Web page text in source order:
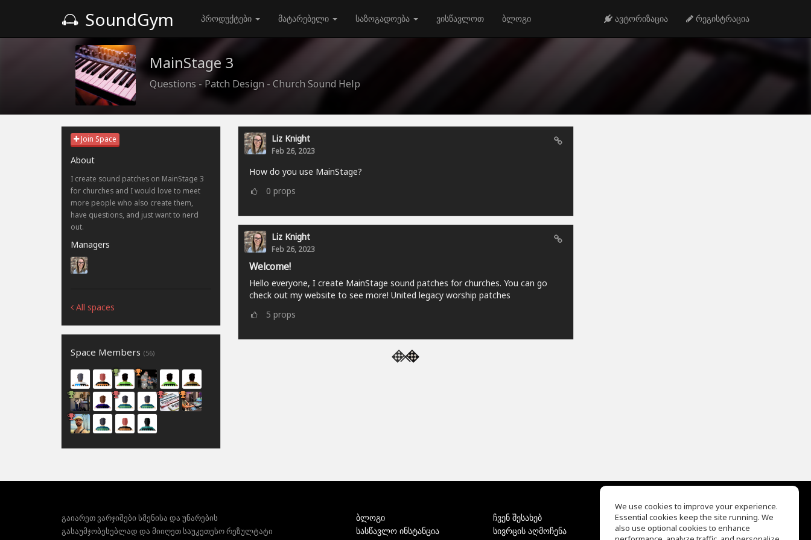
SoundGym პროდუქტები მატარებელი საზოგადოება ვისწავლოთ ბლოგი ავტორიზაცია რეგისტრაცია
MainStage 3
Questions - Patch Design - Church Sound Help
Join Space
About
I create sound patches on MainStage 3
for churches and I would love to meet
more people who also create them,
have questions, and just want to nerd
out.
Managers
All spaces
Space Members (56)
Liz Knight
Feb 26, 2023
How do you use MainStage?
0 props
Liz Knight
Feb 26, 2023
Welcome!
Hello everyone, I create MainStage sound patches for churches. You can go
check out my website to see more! United legacy worship patches
5 props
გაიარეთ ვარჯიშები სმენისა და უნარების
გასაუმჯობესებლად და მიიღეთ საუკეთესო რეზულტატი
ბლოგი
სასწავლო ინსტანცია
ჩვენ შესახებ
სივრცის აღმოჩენა
EQ Ear Training
Drum Machine
We use cookies to improve your experience.
Essential cookies keep the site running. We
also use optional cookies to enhance